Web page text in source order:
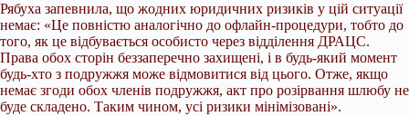
Рябуха запевнила, що жодних юридичних ризиків у цій ситуації
немає: «Це повністю аналогічно до офлайн-процедури, тобто до
того, як це відбувається особисто через відділення ДРАЦС.
Права обох сторін беззаперечно захищені, і в будь-який момент
будь-хто з подружжя може відмовитися від цього. Отже, якщо
немає згоди обох членів подружжя, акт про розірвання шлюбу не
буде складено. Таким чином, усі ризики мінімізовані».